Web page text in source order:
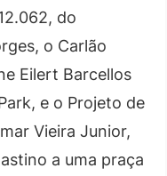
do
o Carlão
Eilert Barcellos
e o Projeto de
Vieira Junior,
a uma praça